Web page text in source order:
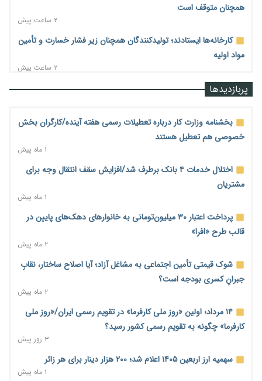
همچنان متوقف است
۲ ساعت پیش
کارخانه‌ها ایستادند؛ تولیدکنندگان همچنان زیر فشار خسارت و تأمین
مواد اولیه
۲ ساعت پیش
قیمت مسکن در دست سازنده‌های خرد؛ چگونه «عددسازی» بازار
منابع صندوق ملی مسکن به متقاضیان رسید؛ اولویت با پروژه‌های
هشدار درباره آینده صندوق‌های بازنشستگی؛ اعتماد بیمه‌پردازان را
ترمیم مزد در راه است؟ تأکید بر افزایش مزد پایه و شفافیت سبد
وام بدون رتبه اعتباری؛ صندوق کارآفرینی امید از حمایت متفاوت
ناترازی برق ۳۰ درصد کاهش یافت؛ وعده وزارت نیرو برای رفع
پربازدیدها
بخشنامه وزارت کار درباره تعطیلات رسمی هفته آینده/کارگران بخش
خصوصی هم تعطیل هستند
۱ ماه پیش
اختلال خدمات ۴ بانک برطرف شد/افزایش سقف انتقال وجه برای
مشتریان
۱ ماه پیش
پرداخت اعتبار ۳۰ میلیون‌تومانی به خانوارهای دهک‌های پایین در
قالب طرح «افرا»
۲ ماه پیش
شوک قیمتی تأمین اجتماعی به مشاغل آزاد؛ آیا اصلاح ساختار، نقابِ
جبرانِ کسری بودجه است؟
۲ ماه پیش
۱۴ مرداد؛ اولین «روز ملی کارفرما» در تقویم رسمی ایران/«روز ملی
کارفرما» چگونه به تقویم رسمی کشور رسید؟
۳ روز پیش
سهمیه ارز اربعین ۱۴۰۵ اعلام شد؛ ۲۰۰ هزار دینار برای هر زائر
۱ ماه پیش